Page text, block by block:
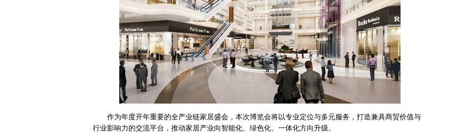
作为年度开年重要的全产业链家居盛会，本次博览会将以专业定位与多元服务，打造兼具商贸价值与
行业影响力的交流平台，推动家居产业向智能化、绿色化、一体化方向升级。